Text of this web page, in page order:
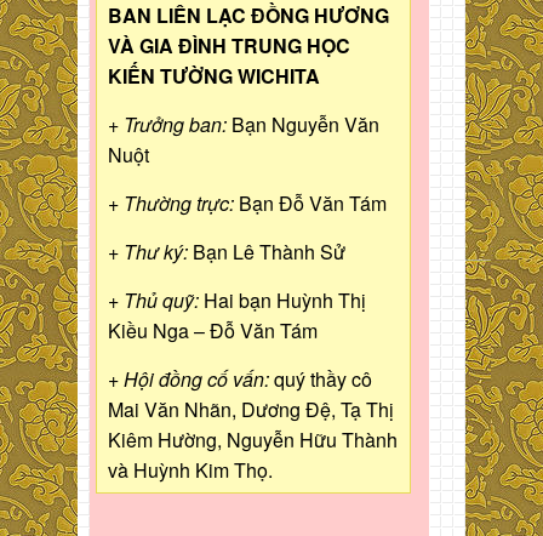
BAN LIÊN LẠC ĐỒNG HƯƠNG
VÀ GIA ĐÌNH TRUNG HỌC
KIẾN TƯỜNG WICHITA
+ Trưởng ban: Bạn Nguyễn Văn
Nuột
+ Thường trực: Bạn Đỗ Văn Tám
+ Thư ký: Bạn Lê Thành Sử
+ Thủ quỹ: Hai bạn Huỳnh Thị
Kiều Nga – Đỗ Văn Tám
+ Hội đồng cố vấn:quý thầy cô
Mai Văn Nhãn, Dương Đệ, Tạ Thị
Kiêm Hường, Nguyễn Hữu Thành
và Huỳnh Kim Thọ.